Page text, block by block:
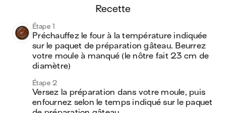
recette
Étape 1
Préchauffez le four à la température indiquée
sur le paquet de préparation gâteau. Beurrez
votre moule à manqué (le nôtre fait 23 cm de
diamètre)
Étape 2
Versez la préparation dans votre moule, puis
enfournez selon le temps indiqué sur le paquet